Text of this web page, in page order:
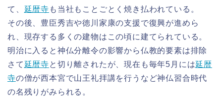
て、 延暦寺 も当社もことごとく焼き払われている。
その後、豊臣秀吉や徳川家康の支援で復興が進めら
れ、現存する多くの建物はこの頃に建てられている。
明治に入ると神仏分離令の影響から仏教的要素は排除
さて延暦寺と切り離されたが、現在も毎年5月には延暦
寺の僧が西本宮で山王礼拝講を行うなど神仏習合時代
の名残りがみられる。